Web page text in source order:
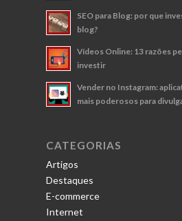
SEO para Blog: por que
blog?
Vídeos Online: 13 razões
investir
Vender no Instagram:
mais poderosos para
CATEGORIAS
Artigos
Destaques
E-commerce
Internet